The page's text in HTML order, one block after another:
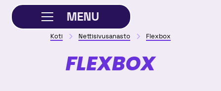
MENU
SULJE
Koti Nettisivusanasto Flexbox
FLEXBOX